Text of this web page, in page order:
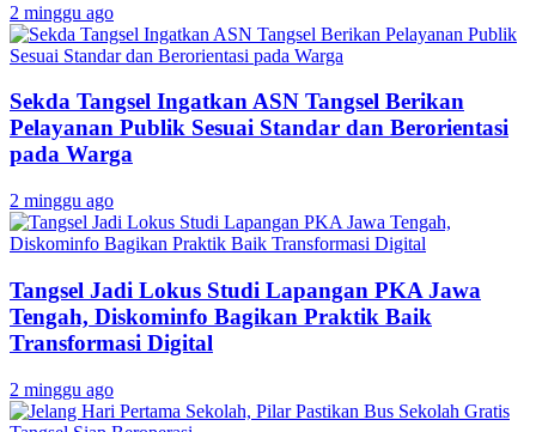
2 minggu ago
Sekda Tangsel Ingatkan ASN Tangsel Berikan
Pelayanan Publik Sesuai Standar dan Berorientasi
pada Warga
2 minggu ago
Tangsel Jadi Lokus Studi Lapangan PKA Jawa
Tengah, Diskominfo Bagikan Praktik Baik
Transformasi Digital
2 minggu ago